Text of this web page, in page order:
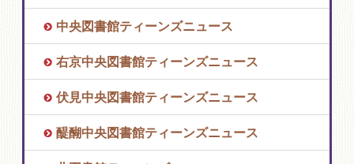
中央図書館ティーンズニュース
右京中央図書館ティーンズニュース
伏見中央図書館ティーンズニュース
醍醐中央図書館ティーンズニュース